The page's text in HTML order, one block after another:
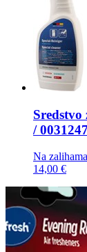
Sredstvo
/
Na zalihama
14,00 €